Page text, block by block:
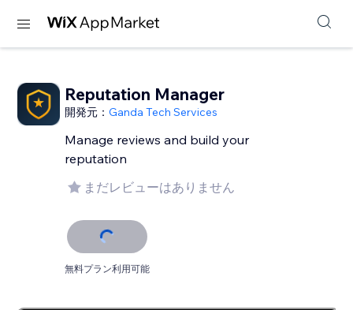
Reputation Manager
開発元：Ganda Tech Services
Manage reviews and build your
reputation
まだレビューはありません
無料プラン利用可能